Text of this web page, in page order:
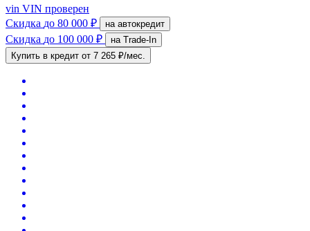
vin VIN проверен
Скидка до 80 000 ₽ на автокредит
Скидка до 100 000 ₽
на Trade-In
Купить в кредит от 7 265 ₽/мес.